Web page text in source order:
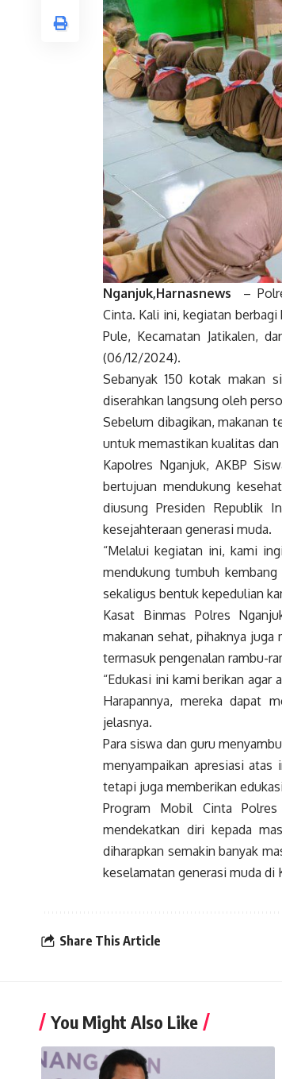
Nganjuk,Harnasnews –
Cinta. Kali ini, kegiatan
Pule, Kecamatan Jatikalen,
(06/12/2024).
Sebanyak 150 kotak makan
diserahkan langsung oleh
Sebelum dibagikan, makanan
untuk memastikan kualitas dan
Kapolres Nganjuk, AKBP
bertujuan mendukung
diusung Presiden Republik
kesejahteraan generasi muda.
“Melalui kegiatan ini, kami
mendukung tumbuh
sekaligus bentuk kepedulian
Kasat Binmas Polres
makanan sehat, pihaknya
termasuk pengenalan rambu-
“Edukasi ini kami berikan
Harapannya, mereka dapat
jelasnya.
Para siswa dan guru
menyampaikan apresiasi
tetapi juga memberikan
Program Mobil Cinta
mendekatkan diri kepada
diharapkan semakin banyak
keselamatan generasi muda di
Share This Article
You Might Also Like